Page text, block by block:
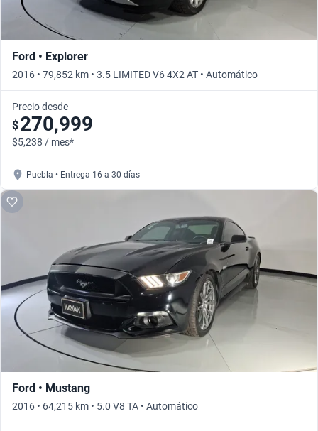
Ford • Explorer
2016 • 79,852 km • 3.5 LIMITED V6 4X2 AT • Automático
Precio desde
$270,999
$5,238 / mes*
Puebla • Entrega 16 a 30 días
Ford • Mustang
2016 • 64,215 km • 5.0 V8 TA • Automático